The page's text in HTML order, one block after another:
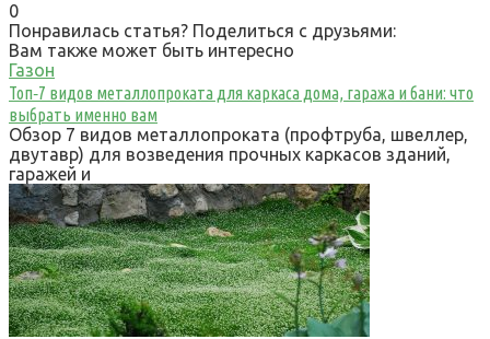
0
Понравилась статья? Поделиться с друзьями:
Вам также может быть интересно
Газон
Топ‑7 видов металлопроката для каркаса дома, гаража и бани: что
выбрать именно вам
Обзор 7 видов металлопроката (профтруба, швеллер,
двутавр) для возведения прочных каркасов зданий,
гаражей и